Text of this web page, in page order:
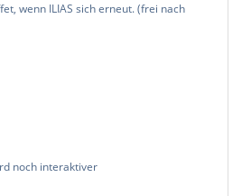
wenn ILIAS sich erneut. (frei nach
noch interaktiver